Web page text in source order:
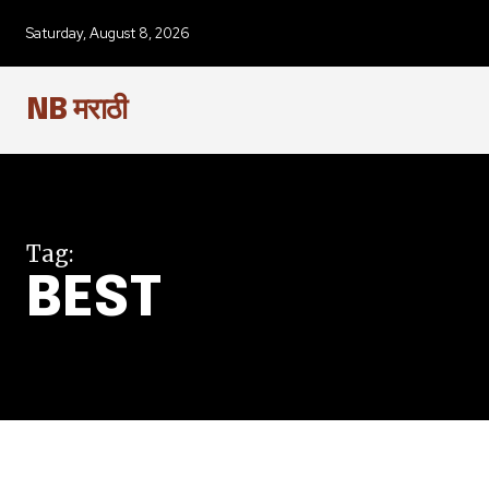
of the
To subscribe, simply enter
Saturday, August 8, 2026
NB मराठी
Tag:
BEST